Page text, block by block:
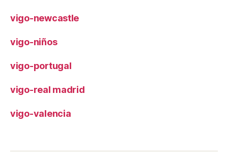
vigo-newcastle
vigo-niños
vigo-portugal
vigo-real madrid
vigo-valencia